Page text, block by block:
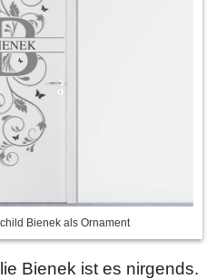
Bienek als Ornament
Bienek ist es nirgends.